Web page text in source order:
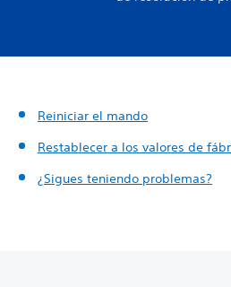
Reiniciar el mando
Restablecer a los valores de
¿Sigues teniendo problemas?